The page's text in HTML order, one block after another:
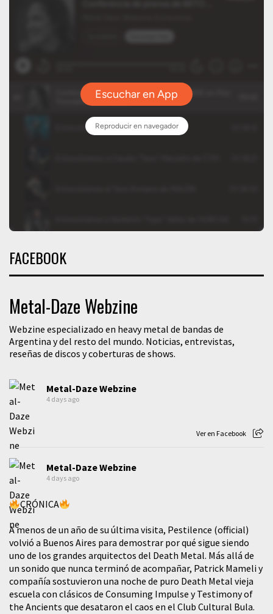
FACEBOOK
Metal-Daze Webzine
Webzine especializado en heavy metal de bandas de
Argentina y del resto del mundo. Noticias, entrevistas,
reseñas de discos y coberturas de shows.
Metal-Daze Webzine
4 days ago
Ver en Facebook
Metal-Daze Webzine
4 days ago
CRÓNICA
A menos de un año de su última visita, Pestilence (official)
volvió a Buenos Aires para demostrar por qué sigue siendo
uno de los grandes arquitectos del Death Metal. Más allá de
un sonido que nunca terminó de acompañar, Patrick Mameli y
compañía sostuvieron una noche de puro Death Metal vieja
escuela con clásicos de Consuming Impulse y Testimony of
the Ancients que desataron el caos en el Club Cultural Bula.